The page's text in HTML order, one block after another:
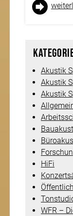
Akustik
Akustik
Akustik
HiFi
WFR –